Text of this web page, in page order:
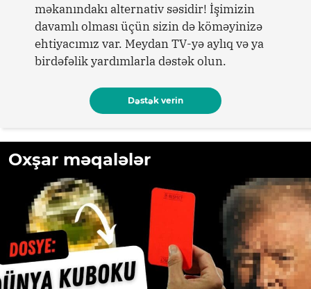
məkanındakı alternativ səsidir! İşimizin
davamlı olması üçün sizin də köməyinizə
ehtiyacımız var. Meydan TV-yə aylıq və ya
birdəfəlik yardımlarla dəstək olun.
Dəstək verin
Oxşar məqalələr